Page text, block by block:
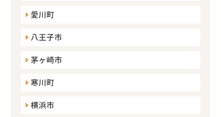
愛川町
八王子市
茅ヶ崎市
寒川町
横浜市